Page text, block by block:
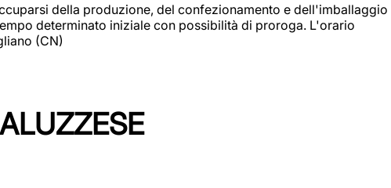
della produzione, del confezionamento e dell'imballaggio
determinato iniziale con possibilità di proroga. L'orario
(CN)